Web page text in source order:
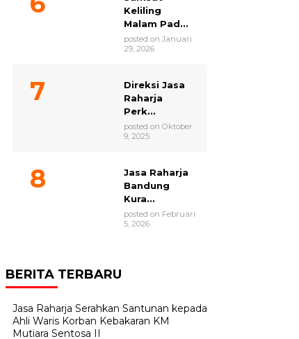
Keliling
Malam Pad...
posted on Januari
29, 2026
Direksi Jasa
Raharja
Perk...
posted on Oktober
9, 2025
Jasa Raharja
Bandung
Kura...
posted on Februari
5, 2026
BERITA TERBARU
Jasa Raharja Serahkan Santunan kepada
Ahli Waris Korban Kebakaran KM
Mutiara Sentosa II